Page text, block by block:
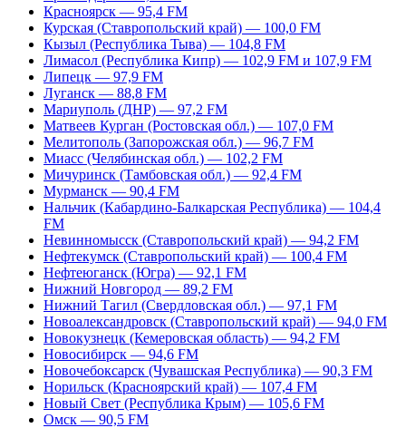
Красноярск — 95,4 FM
Курская (Ставропольский край) — 100,0 FM
Кызыл (Республика Тыва) — 104,8 FM
Лимасол (Республика Кипр) — 102,9 FM и 107,9 FM
Липецк — 97,9 FM
Луганск — 88,8 FM
Мариуполь (ДНР) — 97,2 FM
Матвеев Курган (Ростовская обл.) — 107,0 FM
Мелитополь (Запорожская обл.) — 96,7 FM
Миасс (Челябинская обл.) — 102,2 FM
Мичуринск (Тамбовская обл.) — 92,4 FM
Мурманск — 90,4 FM
Нальчик (Кабардино-Балкарская Республика) — 104,4
FM
Невинномысск (Ставропольский край) — 94,2 FM
Нефтекумск (Ставропольский край) — 100,4 FM
Нефтеюганск (Югра) — 92,1 FM
Нижний Новгород — 89,2 FM
Нижний Тагил (Свердловская обл.) — 97,1 FM
Новоалександровск (Ставропольский край) — 94,0 FM
Новокузнецк (Кемеровская область) — 94,2 FM
Новосибирск — 94,6 FM
Новочебоксарск (Чувашская Республика) — 90,3 FM
Норильск (Красноярский край) — 107,4 FM
Новый Свет (Республика Крым) — 105,6 FM
Омск — 90,5 FM